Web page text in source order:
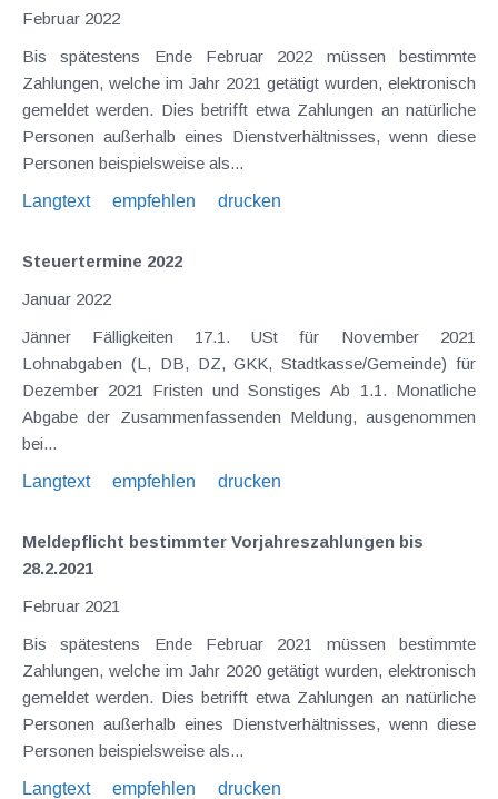
Februar 2022
Bis spätestens Ende Februar 2022 müssen bestimmte
Zahlungen, welche im Jahr 2021 getätigt wurden, elektronisch
gemeldet werden. Dies betrifft etwa Zahlungen an natürliche
Personen außerhalb eines Dienstverhältnisses, wenn diese
Personen beispielsweise als...
Langtext
empfehlen drucken
Steuertermine 2022
Januar 2022
Jänner Fälligkeiten 17.1. USt für November 2021
Lohnabgaben (L, DB, DZ, GKK, Stadtkasse/Gemeinde) für
Dezember 2021 Fristen und Sonstiges Ab 1.1. Monatliche
Abgabe der Zusammenfassenden Meldung, ausgenommen
bei...
Langtext
empfehlen drucken
Meldepflicht bestimmter Vorjahreszahlungen bis
28.2.2021
Februar 2021
Bis spätestens Ende Februar 2021 müssen bestimmte
Zahlungen, welche im Jahr 2020 getätigt wurden, elektronisch
gemeldet werden. Dies betrifft etwa Zahlungen an natürliche
Personen außerhalb eines Dienstverhältnisses, wenn diese
Personen beispielsweise als...
Langtext
empfehlen drucken